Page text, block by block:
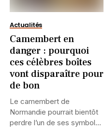
Actualités
Camembert en
danger : pourquoi
ces célèbres boîtes
vont disparaître pour
de bon
Le camembert de
Normandie pourrait bientôt
perdre l’un de ses symboles